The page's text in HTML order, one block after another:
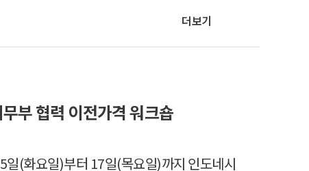
더보기
부 협력 이전가격 워크숍
(화요일)부터 17일(목요일)까지 인도네시